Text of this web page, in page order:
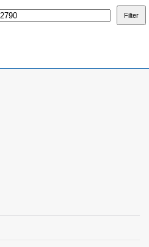
Filter